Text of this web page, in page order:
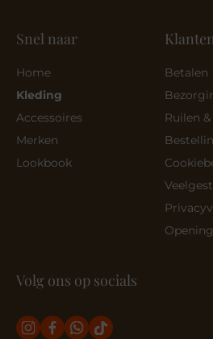
Snel naar
Home
Kleding
Accessoires
Merken
Lookbook
Betalen
Ruilen
Volg ons op socials